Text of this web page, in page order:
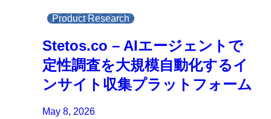
Product Research
Stetos.co – AIエージェントで
定性調査を大規模自動化するイ
ンサイト収集プラットフォーム
May 8, 2026